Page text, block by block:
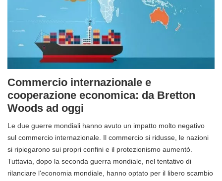
Commercio internazionale e
cooperazione economica: da Bretton
Woods ad oggi
Le due guerre mondiali hanno avuto un impatto molto negativo
sul commercio internazionale. Il commercio si ridusse, le nazioni
si ripiegarono sui propri confini e il protezionismo aumentò.
Tuttavia, dopo la seconda guerra mondiale, nel tentativo di
rilanciare l'economia mondiale, hanno optato per il libero scambio